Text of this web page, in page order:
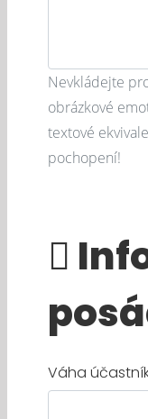
Nevkládejte
obrázkové
textové
pochopení!
Váha